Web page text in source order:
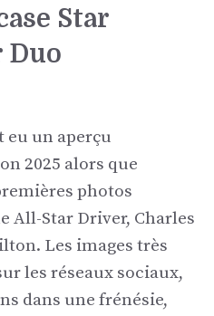
Star
eu un aperçu
2025 alors que
photos
All-Star Driver, Charles
Les images très
les réseaux sociaux,
dans une frénésie,